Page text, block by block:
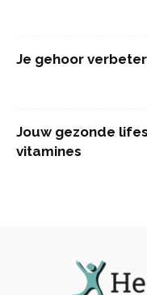
Je gehoor
Jouw gezonde
vitamines